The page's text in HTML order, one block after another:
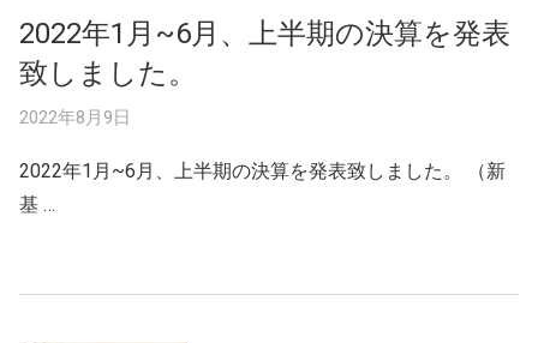
2022年1月~6月、上半期の決算を発表
致しました。
2022年8月9日
2022年1月~6月、上半期の決算を発表致しました。 （新
基 …